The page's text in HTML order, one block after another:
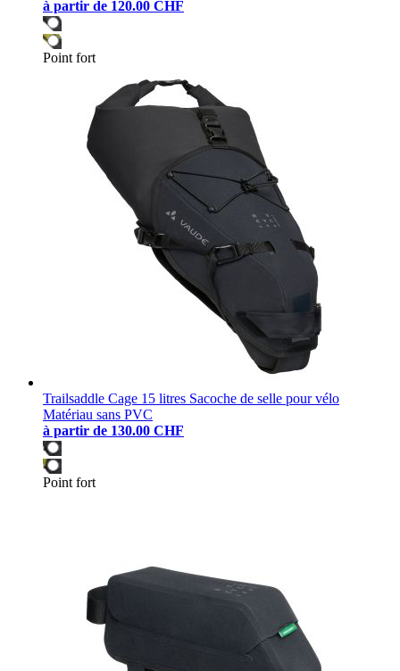
à partir de 120.00 CHF
Point fort
Trailsaddle Cage 15 litres Sacoche de selle pour vélo
Matériau sans PVC
à partir de 130.00 CHF
Point fort